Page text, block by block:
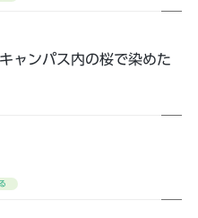
ャンパス内の桜で染めた